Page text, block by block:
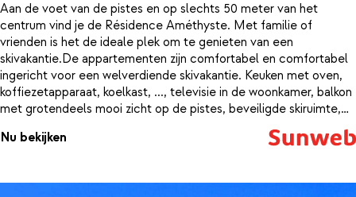
Aan de voet van de pistes en op slechts 50 meter van het
centrum vind je de Résidence Améthyste. Met familie of
vrienden is het de ideale plek om te genieten van een
skivakantie.De appartementen zijn comfortabel en comfortabel
ingericht voor een welverdiende skivakantie. Keuken met oven,
koffiezetapparaat, koelkast, ..., televisie in de woonkamer, balkon
met grotendeels mooi zicht op de pistes, beveiligde skiruimte,
overdekte parking op aanvraag, alles is aanwezig. Voor een
comfortabel verblijf in Belle Plagne is Residence Amethyste
Nu bekijken